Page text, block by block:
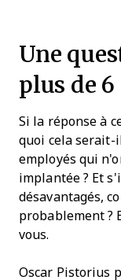
Une
plus de
Si la réponse à
quoi cela serait-
employés qui
implantée ? Et
désavantagés,
probablement ?
vous.
Oscar Pistorius